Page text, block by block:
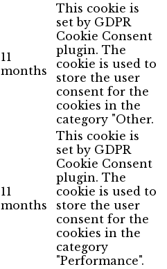
11
months
This cookie is
set by GDPR
Cookie Consent
plugin. The
cookie is used to
store the user
consent for the
cookies in the
category "Other.
11
months
This cookie is
set by GDPR
Cookie Consent
plugin. The
cookie is used to
store the user
consent for the
cookies in the
category
"Performance".